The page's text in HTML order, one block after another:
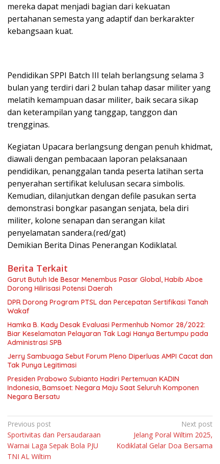
mereka dapat menjadi bagian dari kekuatan
pertahanan semesta yang adaptif dan berkarakter
kebangsaan kuat.
Pendidikan SPPI Batch III telah berlangsung selama 3
bulan yang terdiri dari 2 bulan tahap dasar militer yang
melatih kemampuan dasar militer, baik secara sikap
dan keterampilan yang tanggap, tanggon dan
trengginas.
Kegiatan Upacara berlangsung dengan penuh khidmat,
diawali dengan pembacaan laporan pelaksanaan
pendidikan, penanggalan tanda peserta latihan serta
penyerahan sertifikat kelulusan secara simbolis.
Kemudian, dilanjutkan dengan defile pasukan serta
demonstrasi bongkar pasangan senjata, bela diri
militer, kolone senapan dan serangan kilat
penyelamatan sandera.(red/gat)
Demikian Berita Dinas Penerangan Kodiklatal.
Berita Terkait
Garut Butuh Ide Besar Menembus Pasar Global, Habib Aboe
Dorong Hilirisasi Potensi Daerah
DPR Dorong Program PTSL dan Percepatan Sertifikasi Tanah
Wakaf
Hamka B. Kady Desak Evaluasi Permenhub Nomor 28/2022:
Biar Keselamatan Pelayaran Tak Lagi Hanya Bertumpu pada
Administrasi SPB
Jerry Sambuaga Sebut Forum Pleno Diperluas AMPI Cacat dan
Tak Punya Legitimasi
Presiden Prabowo Subianto Hadiri Pertemuan KADIN
Indonesia, Bamsoet: Negara Maju Saat Seluruh Komponen
Negara Bersatu
Navigasi
pos
Previous post
Sportivitas dan Persaudaraan
Warnai Laga Sepak Bola PJU
TNI AL Wiltim
Next post
Jelang Poral Wiltim 2025,
Kodiklatal Gelar Doa Bersama